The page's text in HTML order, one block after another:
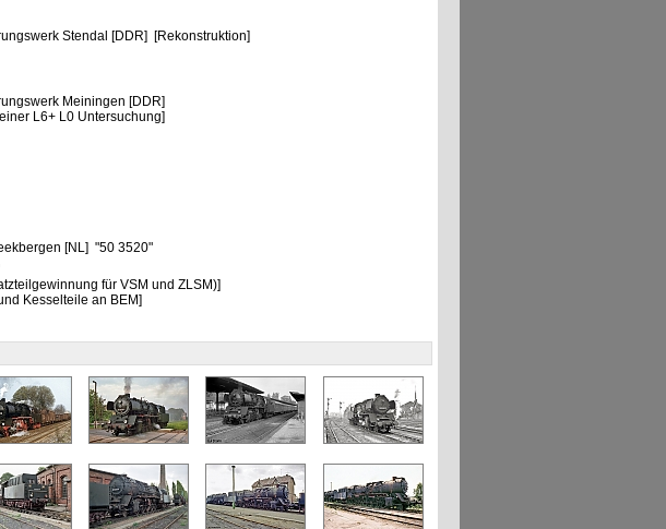
Stendal [DDR] [Rekonstruktion]
Meiningen [DDR]
L6+ L0 Untersuchung]
[NL] "50 3520"
für VSM und ZLSM)]
Kesselteile an BEM]